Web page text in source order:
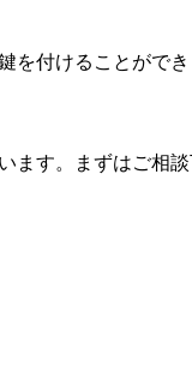
を付けることができ
ます。まずはご相談